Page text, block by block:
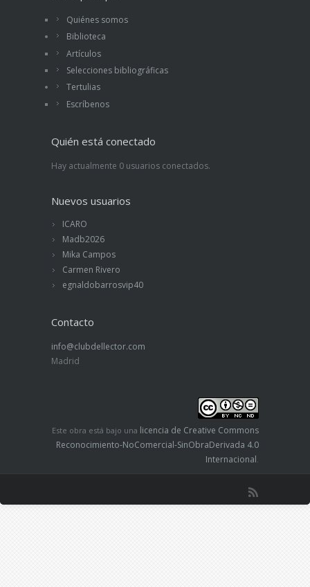
Quiénes somos
Biblioteca
Artículos
Selecciones bibliográficas
Tertulias
Escríbenos
Quién está conectado
Hay actualmente 0 usuarios conectados.
Nuevos usuarios
ICARO
Madb2026
Mika Campos
Carmen Rivero
egnaldobarrosvip40
Contacto
info@clubdellector.com
Madrid
Este obra está bajo una licencia de Creative Commons
Reconocimiento-NoComercial-SinObraDerivada 4.0
Internacional